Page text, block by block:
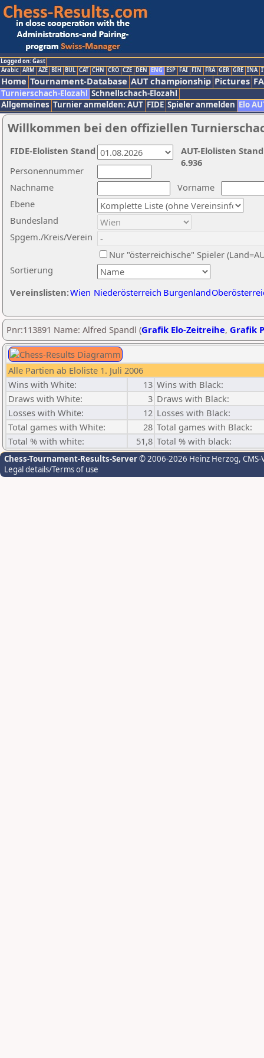
Logged on: Gast
Arabic ARM AZE BIH BUL CAT CHN CRO CZE DEN ENG ESP FAI FIN FRA GER GRE INA
Home Tournament-Database AUT championship Pictures
Turnierschach-Elozahl Schnellschach-Elozahl
Allgemeines Turnier anmelden: AUT FIDE Spieler anmelden Elo
Willkommen bei den offiziellen
Nachname
Vorname
Ebene
Sortierung
Personennummer
Bundesland
Spgem./Kreis/Verein
Nur "österreichische" Spieler
Vereinslisten:Wien Niederösterreich Burgenland
AUT-Elolisten
6.936
FIDE-Elolisten Stand
Pnr:113891 Name: Alfred Spandl (Grafik Elo-Zeitreihe, Grafik
Alle Partien ab Eloliste 1. Juli 2006
Wins with White:
13 Wins with Black:
Draws with White:
3 Draws with Black:
Losses with White:
12 Losses with Black:
Total games with White:
28 Total games with Black:
Total % with white:
51,8 Total % with black:
Chess-Tournament-Results-Server© 2006-2026 Heinz Herzog,
Legal details/Terms of use